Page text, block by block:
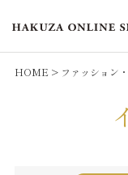
HOME ファッション